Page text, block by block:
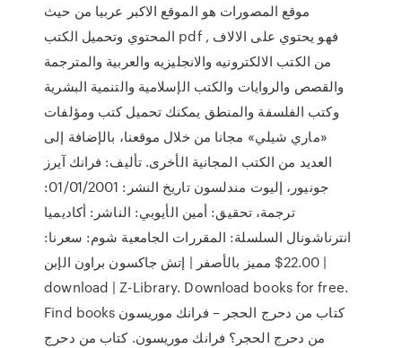
موقع المصورات هو الموقع الاكبر عربيا من حيث
المحتوي وتحميل الكتب pdf , فهو يحتوي على الالاف
من الكتب الالكترونيه والانجليزيه والعربية والمترجمة
والقصص والروايات والكتب الإسلامية والتنمية البشرية
وكتب الفلسفة والمنطق يمكنك تحميل كتب ومؤلفات
«ماري شيلي» مجانا من خلال موقعنا، بالإضافة إلى
العديد من الكتب المجانية الأخرى‏. تأليف: فرانك آيرز
جونيور، إليوت مندلسون تاريخ النشر: 01/01/2001:
ترجمة، تحقيق: أمين الأيوبي: الناشر: أكاديميا
انترناشونال السلسلة: المقررات الجامعية شوم: سعرنا:
22.00$ مميز بالأصفر | إتش جاكسون براون الإبن |
download | Z-Library. Download books for free.
Find books كتاب من دحرج الحجر – فرانك موريسون
من دحرج الحجر؟ فرانك موريسون. كتاب من دحرج